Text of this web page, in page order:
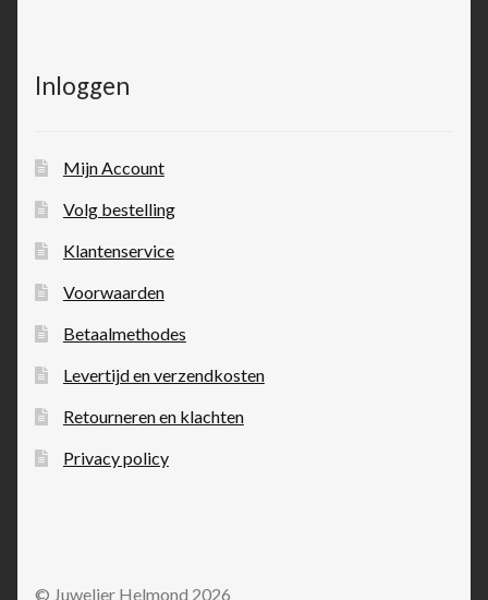
Inloggen
Mijn Account
Volg bestelling
Klantenservice
Voorwaarden
Betaalmethodes
Levertijd en verzendkosten
Retourneren en klachten
Privacy policy
© Juwelier Helmond 2026